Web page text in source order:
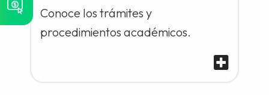
Conoce los trámites y
procedimientos académicos.